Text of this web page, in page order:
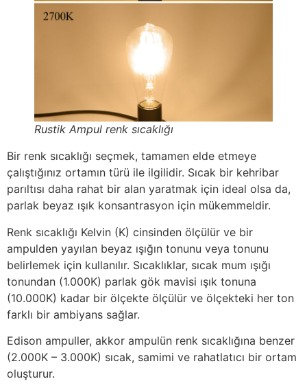
Rustik Ampul renk sıcaklığı
Bir renk sıcaklığı seçmek, tamamen elde etmeye
çalıştığınız ortamın türü ile ilgilidir. Sıcak bir kehribar
parıltısı daha rahat bir alan yaratmak için ideal olsa da,
parlak beyaz ışık konsantrasyon için mükemmeldir.
Renk sıcaklığı Kelvin (K) cinsinden ölçülür ve bir
ampulden yayılan beyaz ışığın tonunu veya tonunu
belirlemek için kullanılır. Sıcaklıklar, sıcak mum ışığı
tonundan (1.000K) parlak gök mavisi ışık tonuna
(10.000K) kadar bir ölçekte ölçülür ve ölçekteki her ton
farklı bir ambiyans sağlar.
Edison ampuller, akkor ampulün renk sıcaklığına benzer
(2.000K – 3.000K) sıcak, samimi ve rahatlatıcı bir ortam
oluşturur.